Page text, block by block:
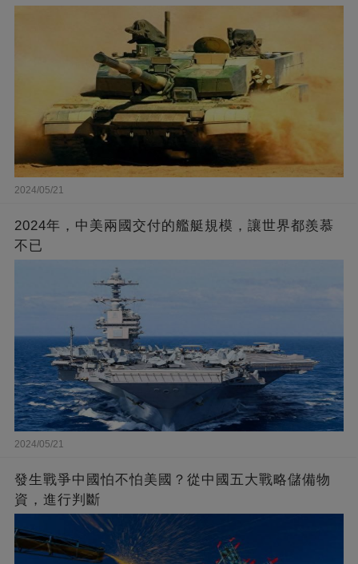
2024/05/21
2024年，中美兩國交付的艦艇規模，讓世界都羨慕
不已
2024/05/21
發生戰爭中國怕不怕美國？從中國五大戰略儲備物
資，進行判斷